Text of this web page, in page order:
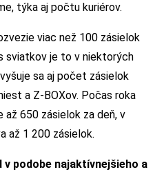
týka aj počtu kuriérov.
viac než 100 zásielok
sviatkov je to v niektorých
sa aj počet zásielok
a Z-BOXov. Počas roka
650 zásielok za deň, v
až 1 200 zásielok.
podobe najaktívnejšieho a